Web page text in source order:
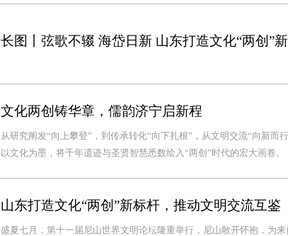
长图丨弦歌不辍 海岱日新 山东打造文化“两创”
文化两创铸华章，儒韵济宁启新程
从研究阐发“向上攀登”，到传承转化“向下扎根”，从文明交流“向新
以文化为墨，将千年遗迹与圣贤智慧悉数绘入“两创”时代的宏大画卷。
山东打造文化“两创”新标杆，推动文明交流互鉴
盛夏七月，第十一届尼山世界文明论坛隆重举行，尼山敞开怀抱，为